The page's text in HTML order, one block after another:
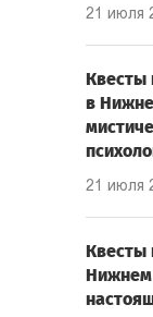
21 июля
Квесты
в
21 июля
Квесты